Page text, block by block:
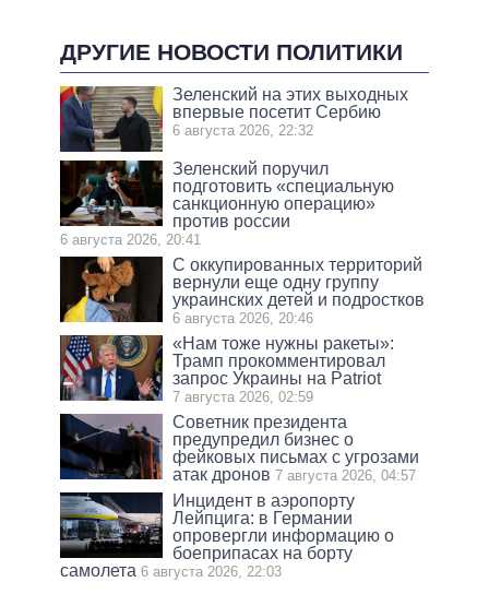
ДРУГИЕ НОВОСТИ ПОЛИТИКИ
Зеленский на этих выходных
впервые посетит Сербию
6 августа 2026, 22:32
Зеленский поручил
подготовить «специальную
санкционную операцию»
против россии
6 августа 2026, 20:41
С оккупированных территорий
вернули еще одну группу
украинских детей и подростков
6 августа 2026, 20:46
«Нам тоже нужны ракеты»:
Трамп прокомментировал
запрос Украины на Patriot
7 августа 2026, 02:59
Советник президента
предупредил бизнес о
фейковых письмах с угрозами
атак дронов 7 августа 2026, 04:57
Инцидент в аэропорту
Лейпцига: в Германии
опровергли информацию о
боеприпасах на борту
самолета 6 августа 2026, 22:03